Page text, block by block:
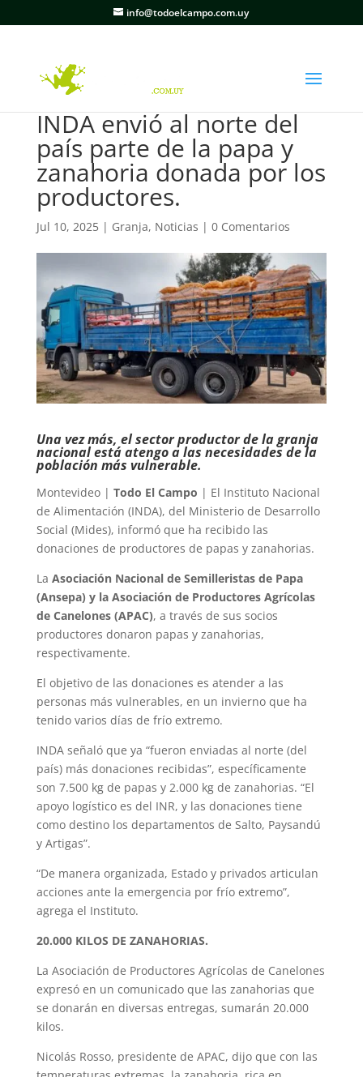
info@todoelcampo.com.uy
INDA envió al norte del
país parte de la papa y
zanahoria donada por los
productores.
Jul 10, 2025| Granja, Noticias | 0 Comentarios
Una vez más, el sector productor de la granja
nacional está atengo a las necesidades de la
población más vulnerable.
Montevideo | Todo El Campo | El Instituto Nacional
de Alimentación (INDA), del Ministerio de Desarrollo
Social (Mides), informó que ha recibido las
donaciones de productores de papas y zanahorias.
La Asociación Nacional de Semilleristas de Papa
(Ansepa) y la Asociación de Productores Agrícolas
de Canelones (APAC), a través de sus socios
productores donaron papas y zanahorias,
respectivamente.
El objetivo de las donaciones es atender a las
personas más vulnerables, en un invierno que ha
tenido varios días de frío extremo.
INDA señaló que ya “fueron enviadas al norte (del
país) más donaciones recibidas”, específicamente
son 7.500 kg de papas y 2.000 kg de zanahorias. “El
apoyo logístico es del INR, y las donaciones tiene
como destino los departamentos de Salto, Paysandú
y Artigas”.
“De manera organizada, Estado y privados articulan
acciones ante la emergencia por frío extremo”,
agrega el Instituto.
20.000 KILOS DE ZANAHORIAS.
La Asociación de Productores Agrícolas de Canelones
expresó en un comunicado que las zanahorias que
se donarán en diversas entregas, sumarán 20.000
kilos.
Nicolás Rosso, presidente de APAC, dijo que con las